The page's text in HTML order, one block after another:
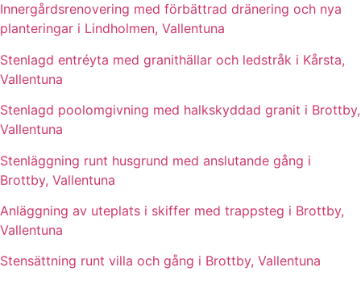
Innergårdsrenovering med förbättrad dränering och nya
planteringar i Lindholmen, Vallentuna
Stenlagd entréyta med granithällar och ledstråk i Kårsta,
Vallentuna
Stenlagd poolomgivning med halkskyddad granit i Brottby,
Vallentuna
Stenläggning runt husgrund med anslutande gång i
Brottby, Vallentuna
Anläggning av uteplats i skiffer med trappsteg i Brottby,
Vallentuna
Stensättning runt villa och gång i Brottby, Vallentuna